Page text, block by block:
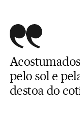
pelo sol e
destoa do